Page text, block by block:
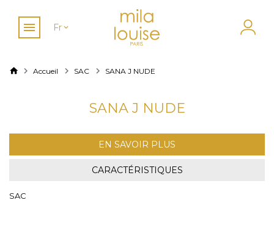
Fr
Accueil SAC SANA J NUDE
SANA J NUDE
EN SAVOIR PLUS
CARACTÉRISTIQUES
SAC